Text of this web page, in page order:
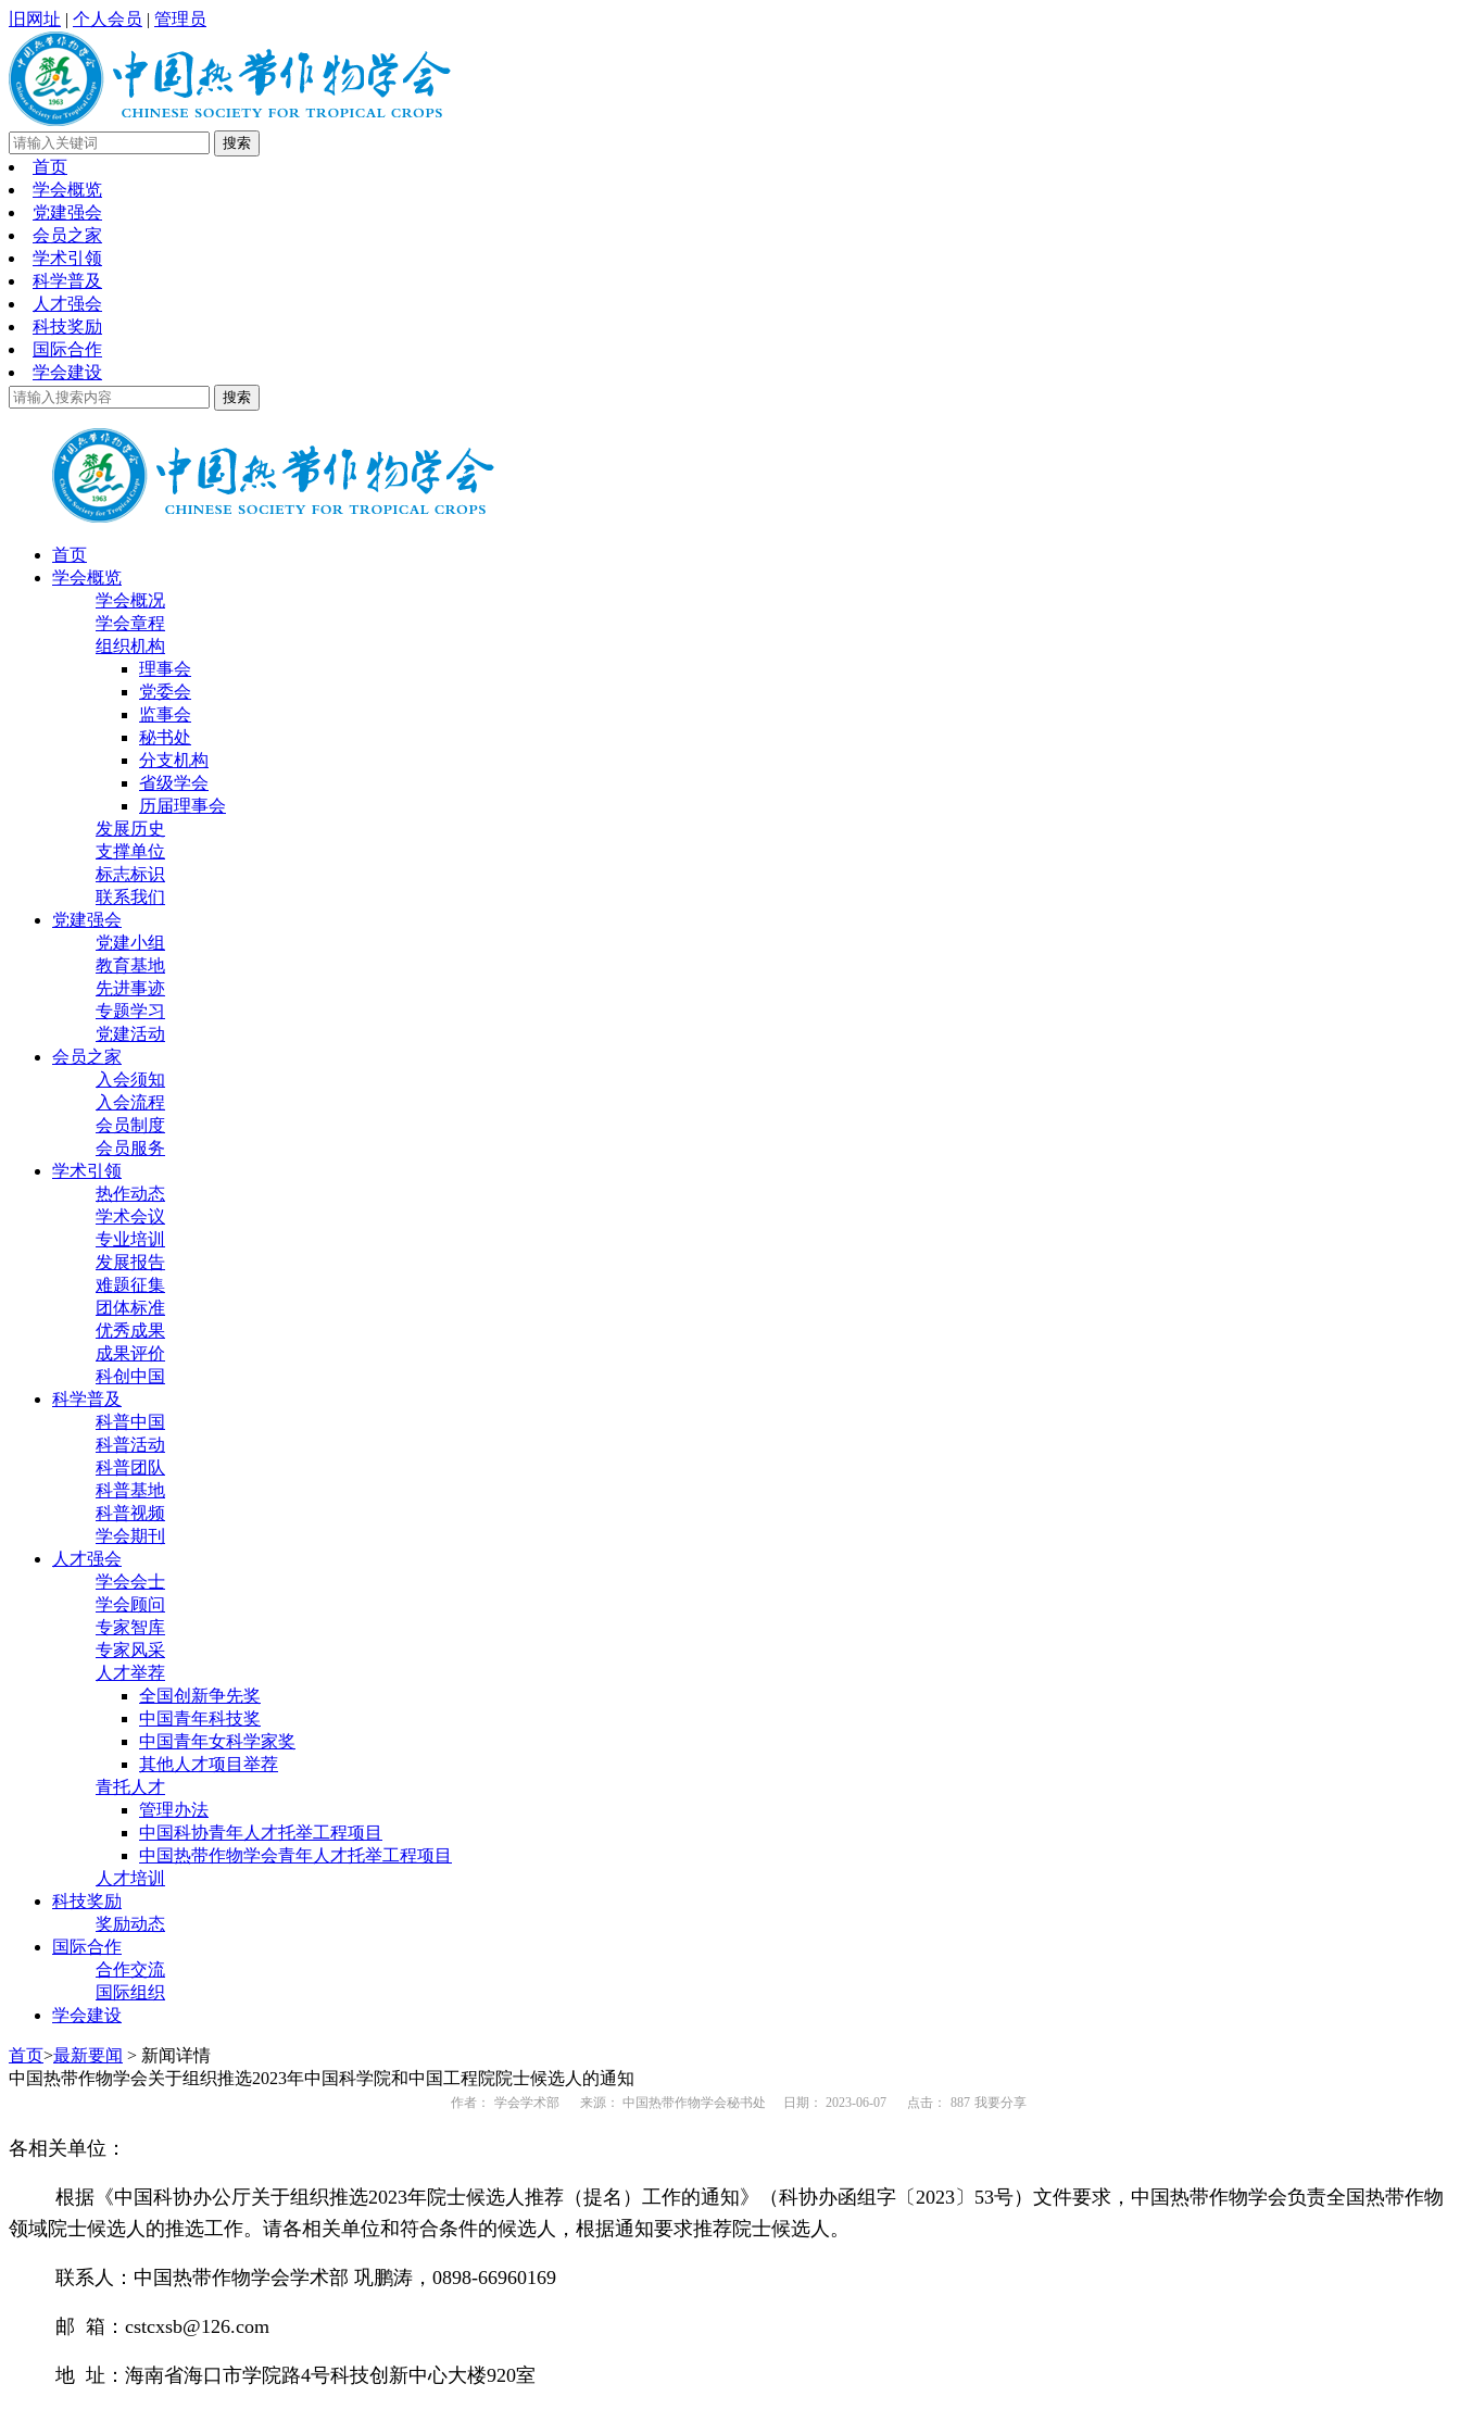
旧网址 | 个人会员 | 管理员
首页
学会概览
党建强会
会员之家
学术引领
科学普及
人才强会
科技奖励
国际合作
学会建设
首页
学会概览
学会概况
学会章程
组织机构
理事会
党委会
监事会
秘书处
分支机构
省级学会
历届理事会
发展历史
支撑单位
标志标识
联系我们
党建强会
党建小组
教育基地
先进事迹
专题学习
党建活动
会员之家
入会须知
入会流程
会员制度
会员服务
学术引领
热作动态
学术会议
专业培训
发展报告
难题征集
团体标准
优秀成果
成果评价
科创中国
科学普及
科普中国
科普活动
科普团队
科普基地
科普视频
学会期刊
人才强会
学会会士
学会顾问
专家智库
专家风采
人才举荐
全国创新争先奖
中国青年科技奖
中国青年女科学家奖
其他人才项目举荐
青托人才
管理办法
中国科协青年人才托举工程项目
中国热带作物学会青年人才托举工程项目
人才培训
科技奖励
奖励动态
国际合作
合作交流
国际组织
学会建设
首页>最新要闻 > 新闻详情
中国热带作物学会关于组织推选2023年中国科学院和中国工程院院士候选人的通知
作者： 学会学术部 来源： 中国热带作物学会秘书处 日期： 2023-06-07 点击： 887 我要分享
各相关单位：
根据《中国科协办公厅关于组织推选2023年院士候选人推荐（提名）工作的通知》（科协办函组字〔2023〕53号）文件要求，中国热带作物学会负责全国热带作物
领域院士候选人的推选工作。请各相关单位和符合条件的候选人，根据通知要求推荐院士候选人。
联系人：中国热带作物学会学术部 巩鹏涛，0898-66960169
邮 箱：cstcxsb@126.com
地 址：海南省海口市学院路4号科技创新中心大楼920室